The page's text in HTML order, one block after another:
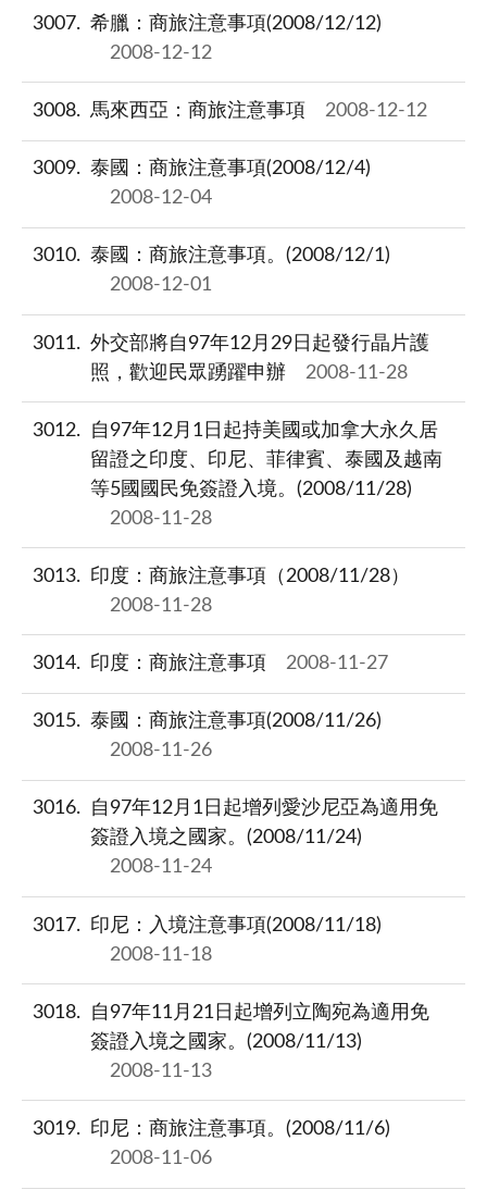
3007
希臘：商旅注意事項(2008/12/12)
2008-12-12
3008 馬來西亞：商旅注意事項 2008-12-12
3009
泰國：商旅注意事項(2008/12/4)
2008-12-04
3010
泰國：商旅注意事項。(2008/12/1)
2008-12-01
3011
外交部將自97年12月29日起發行晶片護
照，歡迎民眾踴躍申辦
2008-11-28
3012
自97年12月1日起持美國或加拿大永久居
留證之印度、印尼、菲律賓、泰國及越南
等5國國民免簽證入境。(2008/11/28)
2008-11-28
3013
印度：商旅注意事項（2008/11/28）
2008-11-28
3014 印度：商旅注意事項 2008-11-27
3015
泰國：商旅注意事項(2008/11/26)
2008-11-26
3016
自97年12月1日起增列愛沙尼亞為適用免
簽證入境之國家。(2008/11/24)
2008-11-24
3017
印尼：入境注意事項(2008/11/18)
2008-11-18
3018
自97年11月21日起增列立陶宛為適用免
簽證入境之國家。(2008/11/13)
2008-11-13
3019
印尼：商旅注意事項。(2008/11/6)
2008-11-06